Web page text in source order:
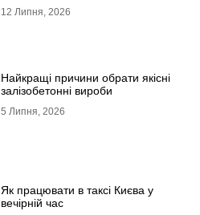
12 Липня, 2026
Найкращі причини обрати якісні
залізобетонні вироби
5 Липня, 2026
Як працювати в таксі Києва у
вечірній час